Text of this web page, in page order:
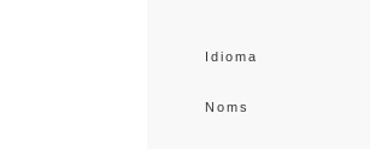
Idioma
Noms